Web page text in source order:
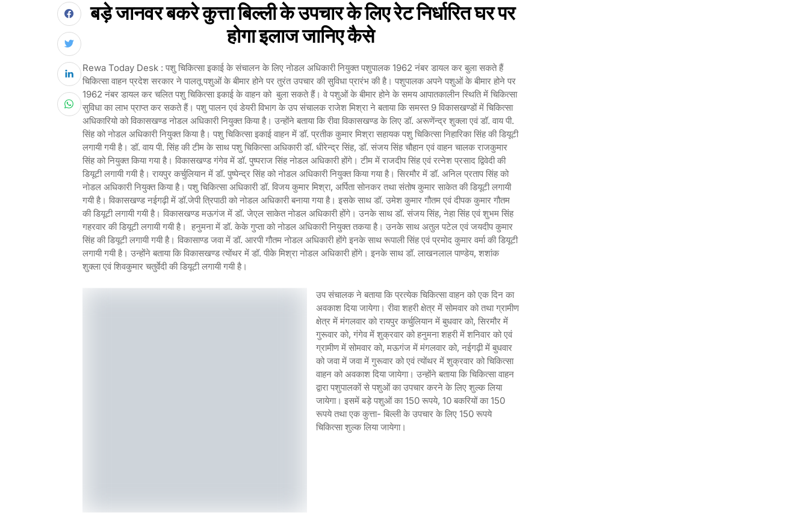
बड़े जानवर बकरे कुत्ता बिल्ली के उपचार के लिए रेट निर्धारित घर पर
होगा इलाज जानिए कैसे
Rewa Today Desk : पशु चिकित्सा इकाई के संचालन के लिए नोडल अधिकारी नियुक्त पशुपालक 1962 नंबर डायल कर बुला सकते हैं
चिकित्सा वाहन प्रदेश सरकार ने पालतू पशुओं के बीमार होने पर तुरंत उपचार की सुविधा प्रारंभ की है। पशुपालक अपने पशुओं के बीमार होने पर
1962 नंबर डायल कर चलित पशु चिकित्सा इकाई के वाहन को बुला सकते हैं। वे पशुओं के बीमार होने के समय आपातकालीन स्थिति में चिकित्सा
सुविधा का लाभ प्राप्त कर सकते हैं। पशु पालन एवं डेयरी विभाग के उप संचालक राजेश मिश्रा ने बताया कि समस्त 9 विकासखण्डों में चिकित्सा
अधिकारियो को विकासखण्ड नोडल अधिकारी नियुक्त किया है। उन्होंने बताया कि रीवा विकासखण्ड के लिए डॉ. अरूणेंन्द्र शुक्ला एवं डॉ. वाय पी.
सिंह को नोडल अधिकारी नियुक्त किया है। पशु चिकित्सा इकाई वाहन में डॉ. प्रतीक कुमार मिश्रा सहायक पशु चिकित्सा निहारिका सिंह की डियूटी
लगायी गयी है। डॉ. वाय पी. सिंह की टीम के साथ पशु चिकित्सा अधिकारी डॉ. धीरेन्द्र सिंह, डॉ. संजय सिंह चौहान एवं वाहन चालक राजकुमार
सिंह को नियुक्त किया गया है। विकासखण्ड गंगेव में डॉ. पुष्पराज सिंह नोडल अधिकारी होंगे। टीम में राजदीप सिंह एवं रत्नेश प्रसाद द्विवेदी की
डियूटी लगायी गयी है। रायपुर कर्चुलियान में डॉ. पुष्पेन्द्र सिंह को नोडल अधिकारी नियुक्त किया गया है। सिरमौर में डॉ. अनिल प्रताप सिंह को
नोडल अधिकारी नियुक्त किया है। पशु चिकित्सा अधिकारी डॉ. विजय कुमार मिश्रा, अर्पिता सोनकर तथा संतोष कुमार साकेत की डियूटी लगायी
गयी है। विकासखण्ड नईगढ़ी में डॉ.जेपी त्रिपाठी को नोडल अधिकारी बनाया गया है। इसके साथ डॉ. उमेश कुमार गौतम एवं दीपक कुमार गौतम
की डियूटी लगायी गयी है। विकासखण्ड मऊगंज में डॉ. जेएल साकेत नोडल अधिकारी होंगे। उनके साथ डॉ. संजय सिंह, नेहा सिंह एवं शुभम सिंह
गहरवार की डियूटी लगायी गयी है। हनुमना में डॉ. केके गुप्ता को नोडल अधिकारी नियुक्त तकया है। उनके साथ अतुल पटेल एवं जयदीप कुमार
सिंह की डियूटी लगायी गयी है। विकासाण्ड जवा में डॉ. आरपी गौतम नोडल अधिकारी होंगे इनके साथ रूपाली सिंह एवं प्रमोद कुमार वर्मा की डियूटी
लगायी गयी है। उन्होंने बताया कि विकासखण्ड त्योंथर में डॉ. पीके मिश्रा नोडल अधिकारी होंगे। इनके साथ डॉ. लाखनलाल पाण्डेय, शशांक
शुक्ला एवं शिवकुमार चतुर्वेदी की डियूटी लगायी गयी है।
उप संचालक ने बताया कि प्रत्येक चिकित्सा वाहन को एक दिन का
अवकाश दिया जायेगा। रीवा शहरी क्षेत्र में सोमवार को तथा ग्रामीण
क्षेत्र में मंगलवार को रायपुर कर्चुलियान में बुधवार को, सिरमौर में
गुरूवार को, गंगेव में शुक्रवार को हनुमना शहरी में शनिवार को एवं
ग्रामीण में सोमवार को, मऊगंज में मंगलवार को, नईगढ़ी में बुधवार
को जवा में जवा में गुरूवार को एवं त्योंथर में शुक्रवार को चिकित्सा
वाहन को अवकाश दिया जायेगा। उन्होंने बताया कि चिकित्सा वाहन
द्वारा पशुपालकों से पशुओं का उपचार करने के लिए शुल्क लिया
जायेगा। इसमें बड़े पशुओं का 150 रूपये, 10 बकरियों का 150
रूपये तथा एक कुत्ता- बिल्ली के उपचार के लिए 150 रूपये
चिकित्सा शुल्क लिया जायेगा।